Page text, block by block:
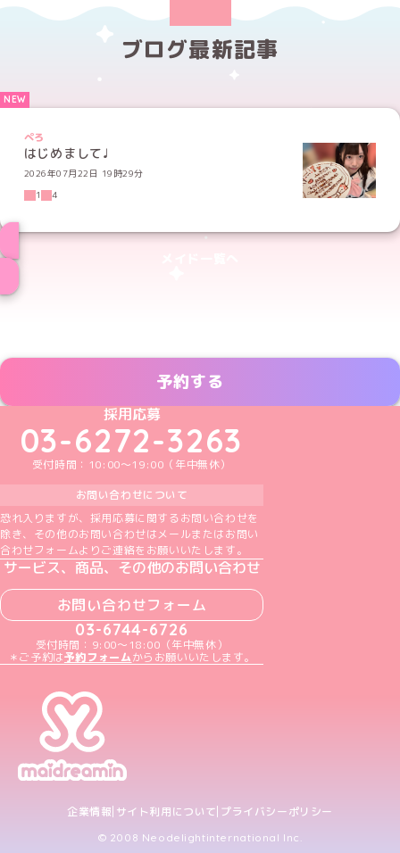
ブログ最新記事
ぺろ
はじめまして♩
2026年07月22日 19時29分
1
4
予約する
めいどりーみんTikTok公式アカウント
めいどりーみんX公式アカウント
めいどりーみんInstagram公式アカウント
めいどりーみんFacebook公式アカウン
めいどりーみんYouTube公式アカ
採用応募
03-6272-3263
受付時間：10:00～19:00（年中無休）
お問い合わせについて
恐れ入りますが、採用応募に関するお問い合わせを
除き、その他のお問い合わせはメールまたはお問い
合わせフォームよりご連絡をお願いいたします。
サービス、商品、その他のお問い合わせ
お問い合わせフォーム
03-6744-6726
受付時間：9:00～18:00（年中無休）
＊ご予約は予約フォームからお願いいたします。
企業情報 サイト利用について プライバシーポリシー
© 2008 Neodelightinternational Inc.